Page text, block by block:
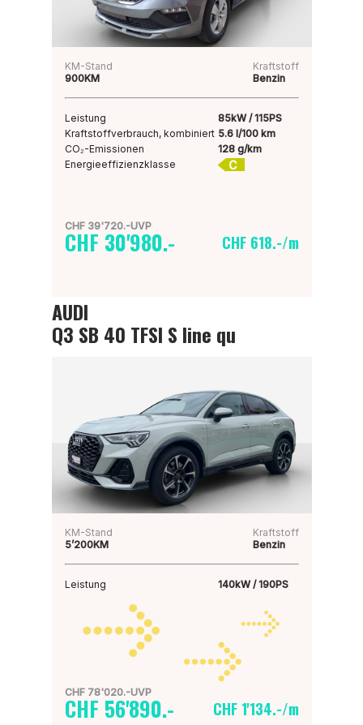
KM-Stand
900KM
Kraftstoff
Benzin
Leistung
85kW / 115PS
Kraftstoffverbrauch, kombiniert 5.6 l/100 km
CO₂-Emissionen
128 g/km
Energieeffizienzklasse
C
CHF 39'720.-UVP
CHF 30'980.- CHF 618.-/m
AUDI
Q3 SB 40 TFSI S line qu
KM-Stand
5’200KM
Kraftstoff
Benzin
Leistung 140kW / 190PS
CHF 78'020.-UVP
CHF 56'890.- CHF 1'134.-/m